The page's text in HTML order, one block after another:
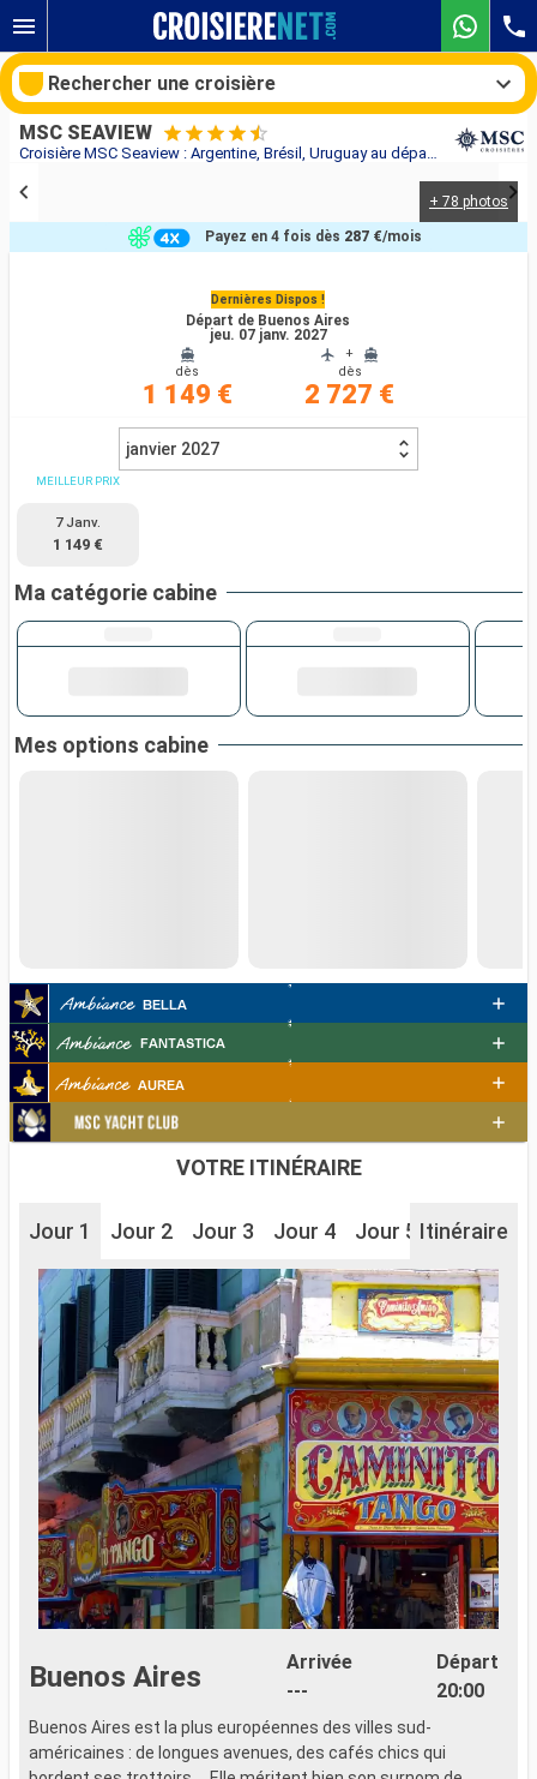
Croisière MSC Seaview : Argentine, Brésil, Uruguay au départ de Buenos Aires
MSC SEAVIEW
+ 78 photos
Dernières Dispos !
Départ de Buenos Aires
jeu. 07 janv. 2027
dès
1 149 €
+
dès
2 727 €
Payez en 4 fois dès 287 €/mois
janvier 2027
MEILLEUR PRIX
7 Janv.
1 149 €
Ma catégorie cabine
Mes options cabine
VOTRE ITINÉRAIRE
Jour 1 Jour 2 Jour 3 Jour 4 Jour 5 Jour 6
Itinéraire
Buenos Aires
Arrivée
---
Départ
20:00
Buenos Aires est la plus européennes des villes sud-
américaines : de longues avenues, des cafés chics qui
Rechercher une croisière
Compagnies
Rechercher